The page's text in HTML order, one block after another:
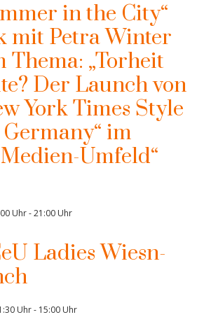
in the City“
mit Petra Winter
Thema: „Torheit
Der Launch von
York Times Style
im
Umfeld“
Uhr-21:00 Uhr
Ladies Wiesn-
Uhr- 15:00 Uhr